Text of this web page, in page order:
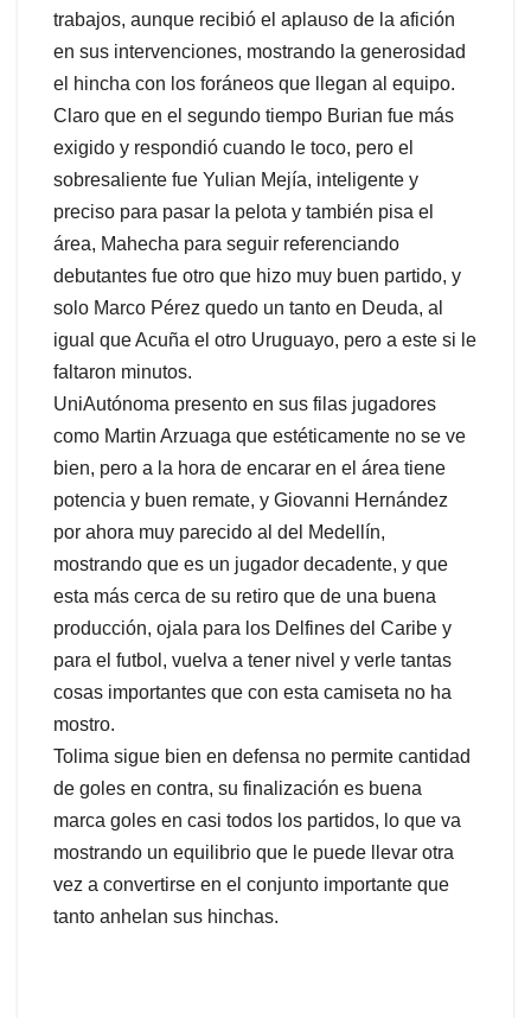
trabajos, aunque recibió el aplauso de la afición
en sus intervenciones, mostrando la generosidad
el hincha con los foráneos que llegan al equipo.
Claro que en el segundo tiempo Burian fue más
exigido y respondió cuando le toco, pero el
sobresaliente fue Yulian Mejía, inteligente y
preciso para pasar la pelota y también pisa el
área, Mahecha para seguir referenciando
debutantes fue otro que hizo muy buen partido, y
solo Marco Pérez quedo un tanto en Deuda, al
igual que Acuña el otro Uruguayo, pero a este si le
faltaron minutos.
UniAutónoma presento en sus filas jugadores
como Martin Arzuaga que estéticamente no se ve
bien, pero a la hora de encarar en el área tiene
potencia y buen remate, y Giovanni Hernández
por ahora muy parecido al del Medellín,
mostrando que es un jugador decadente, y que
esta más cerca de su retiro que de una buena
producción, ojala para los Delfines del Caribe y
para el futbol, vuelva a tener nivel y verle tantas
cosas importantes que con esta camiseta no ha
mostro.
Tolima sigue bien en defensa no permite cantidad
de goles en contra, su finalización es buena
marca goles en casi todos los partidos, lo que va
mostrando un equilibrio que le puede llevar otra
vez a convertirse en el conjunto importante que
tanto anhelan sus hinchas.